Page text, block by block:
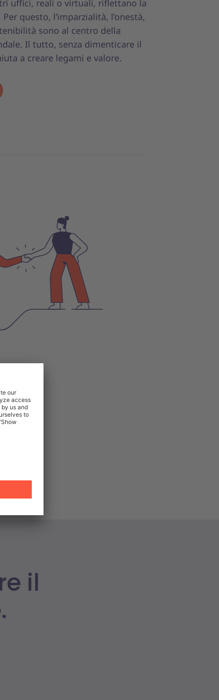
uffici, reali o virtuali, riflettano la
questo, l’imparzialità, l’onestà,
sono al centro della
Il tutto, senza dimenticare il
a creare legami e valore.
in 12
il